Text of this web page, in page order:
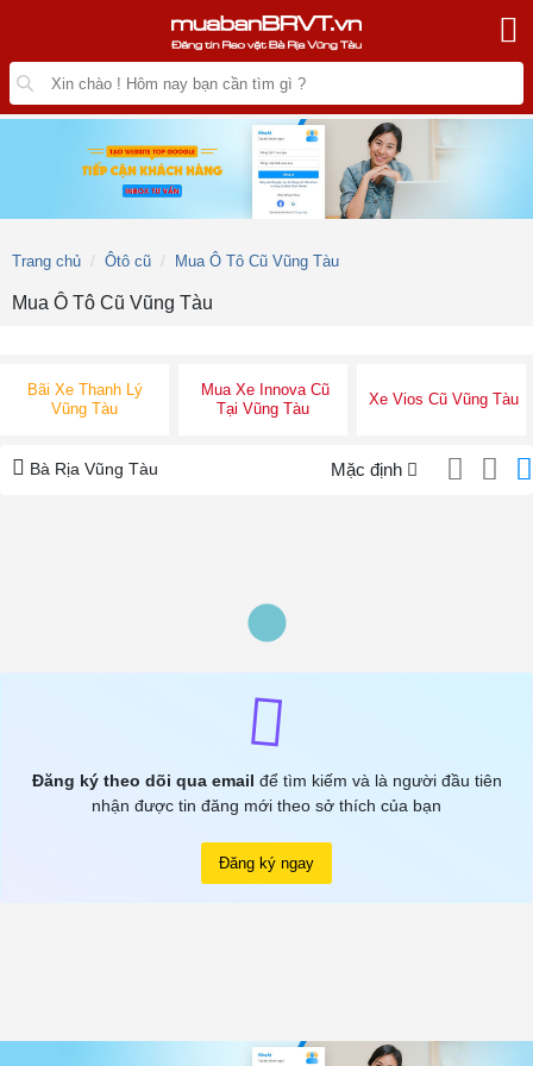
Trang chủ Ôtô cũ Mua Ô Tô Cũ Vũng Tàu
Mua Ô Tô Cũ Vũng Tàu
Bãi Xe Thanh Lý
Vũng Tàu
Mua Xe Innova Cũ
Tại Vũng Tàu
Xe Vios Cũ Vũng Tàu
Bà Rịa Vũng Tàu Mặc định
Đăng ký theo dõi qua email để tìm kiếm và là người đầu tiên
nhận được tin đăng mới theo sở thích của bạn
Đăng ký ngay